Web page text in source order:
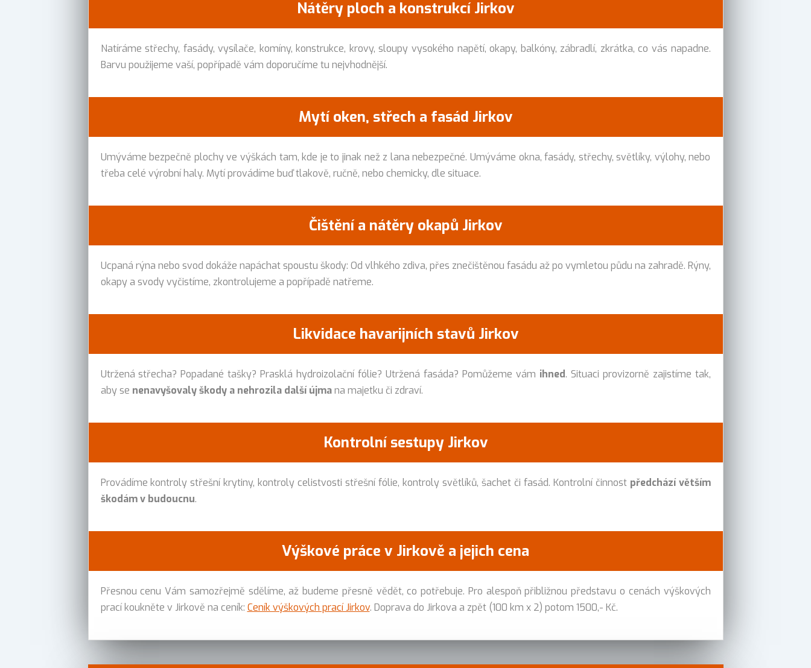
Nátěry ploch a konstrukcí Jirkov
Natíráme střechy, fasády, vysílače, komíny, konstrukce, krovy, sloupy vysokého napětí, okapy, balkóny, zábradlí, zkrátka, co vás napadne.
Barvu použijeme vaší, popřípadě vám doporučíme tu nejvhodnější.
Mytí oken, střech a fasád Jirkov
Umýváme bezpečně plochy ve výškách tam, kde je to jinak než z lana nebezpečné. Umýváme okna, fasády, střechy, světlíky, výlohy, nebo
třeba celé výrobní haly. Mytí provádíme buď tlakově, ručně, nebo chemicky, dle situace.
Čištění a nátěry okapů Jirkov
Ucpaná rýna nebo svod dokáže napáchat spoustu škody: Od vlhkého zdiva, přes znečištěnou fasádu až po vymletou půdu na zahradě. Rýny,
okapy a svody vyčistíme, zkontrolujeme a popřípadě natřeme.
Likvidace havarijních stavů Jirkov
Utržená střecha? Popadané tašky? Prasklá hydroizolační fólie? Utržená fasáda? Pomůžeme vám ihned. Situaci provizorně zajistíme tak,
aby se nenavyšovaly škody a nehrozila další újmana majetku či zdraví.
Kontrolní sestupy Jirkov
Provádíme kontroly střešní krytiny, kontroly celistvosti střešní fólie, kontroly světlíků, šachet či fasád. Kontrolní činnost předchází větším
škodám v budoucnu.
Výškové práce v Jirkově a jejich cena
Přesnou cenu Vám samozřejmě sdělíme, až budeme přesně vědět, co potřebuje. Pro alespoň přibližnou představu o cenách výškových
prací koukněte v Jirkově na ceník: Ceník výškových prací Jirkov. Doprava do Jirkova a zpět (100 km x 2) potom 1500,- Kč.